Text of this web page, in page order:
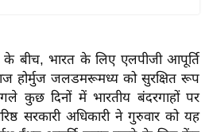
के बीच, भारत के लिए एलपीजी आपूर्ति
होर्मुज जलडमरूमध्य को सुरक्षित रूप
दिनों में भारतीय बंदरगाहों पर
सरकारी अधिकारी ने गुरुवार को यह